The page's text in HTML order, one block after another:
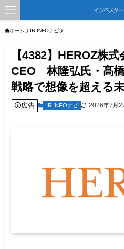
ホーム IR INFOナビ
【4382】HEROZ株
CEO 林隆弘氏・髙
戦略で想像を超える
広告 IR INFOナビ 2026年7月